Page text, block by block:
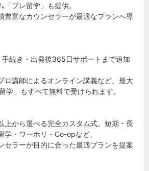
プレ留学」も提供。
豊富なカウンセラーが最適なプランへ導
続き・出発後365日サポートまで追加
ロ講師によるオンライン講義など、最大
学」もすべて無料で受けられます。
上から選べる完全カスタム式。短期・長
学・ワーホリ・Co-opなど、
セラーが目的に合った最適プランを提案